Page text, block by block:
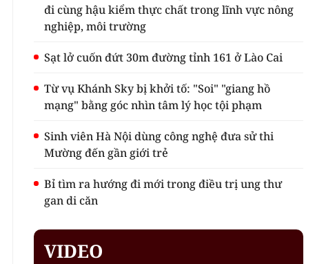
đi cùng hậu kiểm thực chất trong lĩnh vực nông
nghiệp, môi trường
Sạt lở cuốn đứt 30m đường tỉnh 161 ở Lào Cai
Từ vụ Khánh Sky bị khởi tố: "Soi" "giang hồ
mạng" bằng góc nhìn tâm lý học tội phạm
Sinh viên Hà Nội dùng công nghệ đưa sử thi
Mường đến gần giới trẻ
Bỉ tìm ra hướng đi mới trong điều trị ung thư
gan di căn
VIDEO